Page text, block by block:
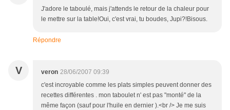
J'adore le taboulé, mais j'attends le retour de la chaleur pour
le mettre sur la table!Oui, c'est vrai, tu boudes, Jupi?!Bisous.
Répondre
V veron 28/06/2007 09:39
c'est incroyable comme les plats simples peuvent donner des
recettes différentes . mon taboulet n' est pas "monté" de la
même façon (sauf pour l'huile en dernier ).<br /> Je me suis